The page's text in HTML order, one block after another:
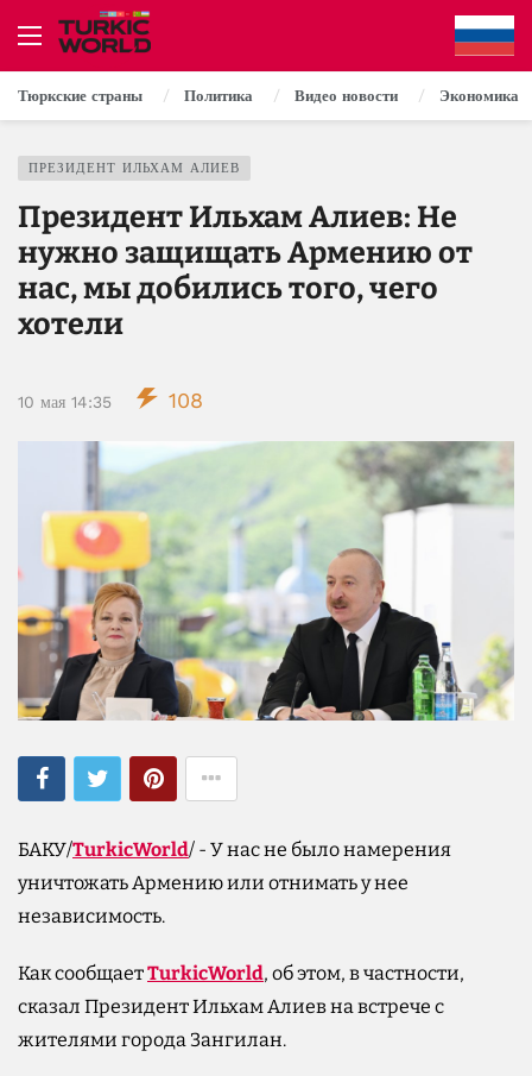
Тюркские страны Политика Видео новости Экономика
ПРЕЗИДЕНТ ИЛЬХАМ АЛИЕВ
Президент Ильхам Алиев: Не
нужно защищать Армению от
нас, мы добились того, чего
хотели
10 мая 14:35 108
БАКУ/TurkicWorld/ - У нас не было намерения
уничтожать Армению или отнимать у нее
независимость.
Как сообщаетTurkicWorld, об этом, в частности,
сказал Президент Ильхам Алиев на встрече с
жителями города Зангилан.